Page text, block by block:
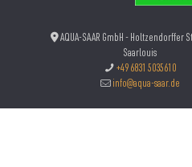
AQUA-SAAR GmbH - Holtzendorffer
Saarlouis
+49 6831 5035610
info@aqua-saar.de